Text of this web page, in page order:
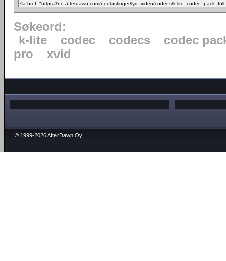
Søkeord:
k-lite
codec codecs
codec
pro
xvid
© 1999-2026 AfterDawn Oy